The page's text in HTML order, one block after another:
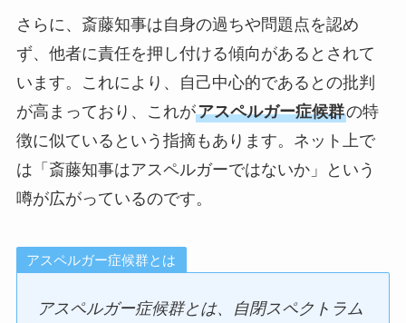
さらに、斎藤知事は自身の過ちや問題点を認め
ず、他者に責任を押し付ける傾向があるとされて
います。これにより、自己中心的であるとの批判
が高まっており、これがアスペルガー症候群の特
徴に似ているという指摘もあります。ネット上で
は「斎藤知事はアスペルガーではないか」という
噂が広がっているのです。
アスペルガー症候群とは
アスペルガー症候群とは、自閉スペクトラム